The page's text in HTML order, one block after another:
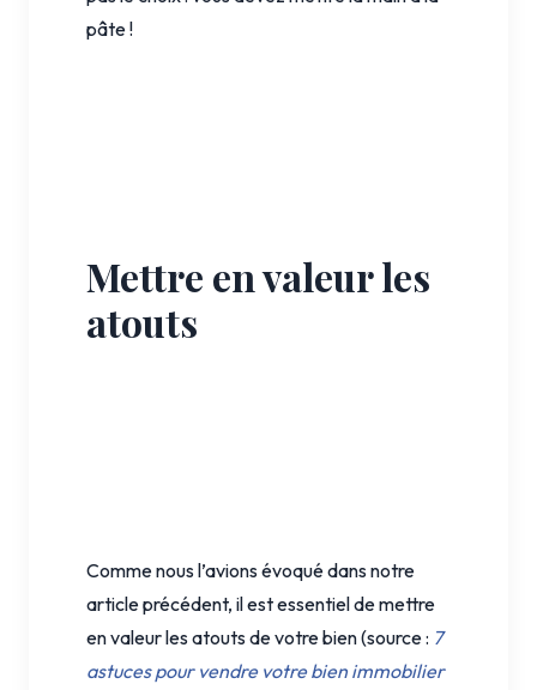
pâte !
Mettre en valeur les
atouts
Comme nous l’avions évoqué dans notre
article précédent, il est essentiel de mettre
en valeur les atouts de votre bien (source : 7
astuces pour vendre votre bien immobilier